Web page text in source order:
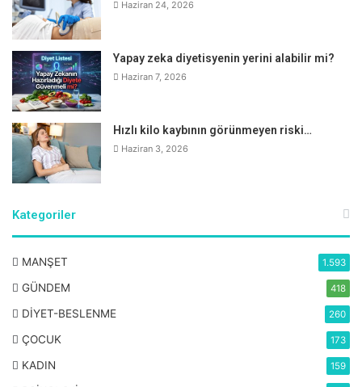
Haziran 24, 2026
Yapay zeka diyetisyenin yerini alabilir mi?
Haziran 7, 2026
Hızlı kilo kaybının görünmeyen riski…
Haziran 3, 2026
Kategoriler
MANŞET 1.593
GÜNDEM 418
DİYET-BESLENME 260
ÇOCUK 173
KADIN 159